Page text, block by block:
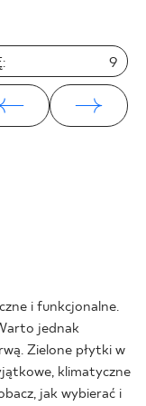
9
i funkcjonalne.
jednak
Zielone płytki w
klimatyczne
jak wybierać i